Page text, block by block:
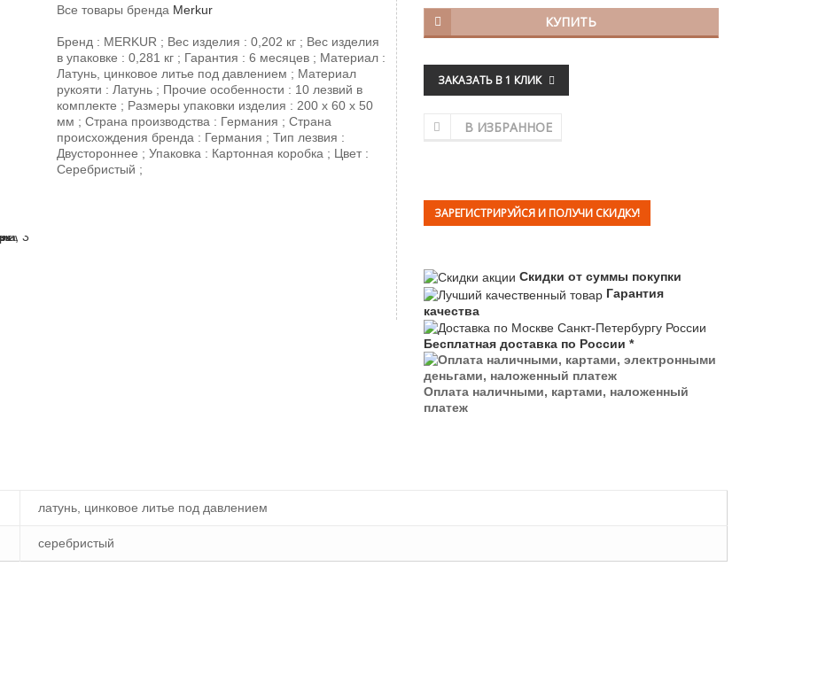
Все товары бренда Merkur
Бренд : MERKUR ; Вес изделия : 0,202 кг ; Вес изделия
в упаковке : 0,281 кг ; Гарантия : 6 месяцев ; Материал :
Латунь, цинковое литье под давлением ; Материал
рукояти : Латунь ; Прочие особенности : 10 лезвий в
комплекте ; Размеры упаковки изделия : 200 х 60 х 50
мм ; Страна производства : Германия ; Страна
происхождения бренда : Германия ; Тип лезвия :
Двустороннее ; Упаковка : Картонная коробка ; Цвет :
Серебристый ;
КУПИТЬ
ЗАКАЗАТЬ В 1 КЛИК
В ИЗБРАННОЕ
ЗАРЕГИСТРИРУЙСЯ И ПОЛУЧИ СКИДКУ!
Скидки от суммы покупки
Гарантия
качества
Бесплатная доставка по России *
Оплата наличными, картами, наложенный
платеж
латунь, цинковое литье под давлением
серебристый